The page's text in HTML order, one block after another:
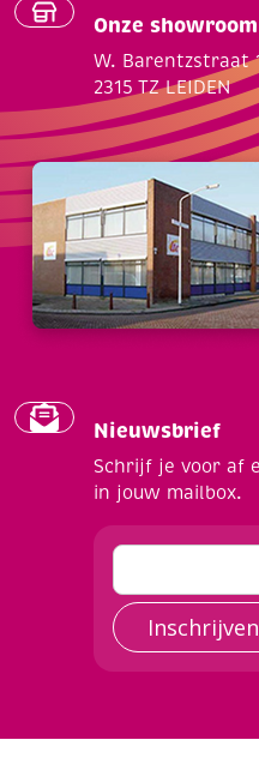
Onze showroom
W. Barentzstraat
2315 TZ LEIDEN
Nieuwsbrief
Schrijf je voor af
in jouw mailbox.
Inschrijven